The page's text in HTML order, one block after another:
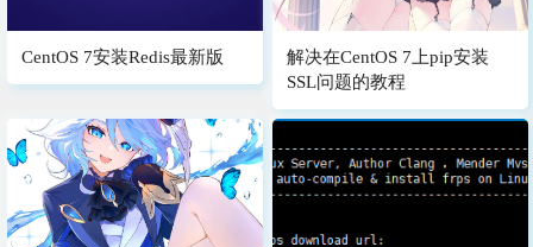
CentOS 7安装Redis最新版
解决在CentOS 7上pip安装
SSL问题的教程